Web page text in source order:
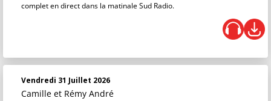
complet en direct dans la matinale Sud Radio.
Vendredi 31 Juillet 2026
Camille et Rémy André